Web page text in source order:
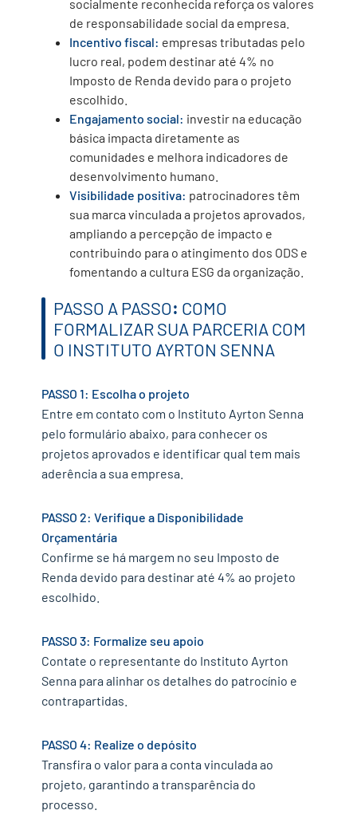
socialmente reconhecida reforça os valores
de responsabilidade social da empresa.
Incentivo fiscal: empresas tributadas pelo
lucro real, podem destinar até 4% no
Imposto de Renda devido para o projeto
escolhido.
Engajamento social: investir na educação
básica impacta diretamente as
comunidades e melhora indicadores de
desenvolvimento humano.
Visibilidade positiva: patrocinadores têm
sua marca vinculada a projetos aprovados,
ampliando a percepção de impacto e
contribuindo para o atingimento dos ODS e
fomentando a cultura ESG da organização.
PASSO A PASSO: COMO
FORMALIZAR SUA PARCERIA COM
O INSTITUTO AYRTON SENNA
PASSO 1: Escolha o projeto
Entre em contato com o Instituto Ayrton Senna
pelo formulário abaixo, para conhecer os
projetos aprovados e identificar qual tem mais
aderência a sua empresa.
PASSO 2: Verifique a Disponibilidade
Orçamentária
Confirme se há margem no seu Imposto de
Renda devido para destinar até 4% ao projeto
escolhido.
PASSO 3: Formalize seu apoio
Contate o representante do Instituto Ayrton
Senna para alinhar os detalhes do patrocínio e
contrapartidas.
PASSO 4: Realize o depósito
Transfira o valor para a conta vinculada ao
projeto, garantindo a transparência do
processo.